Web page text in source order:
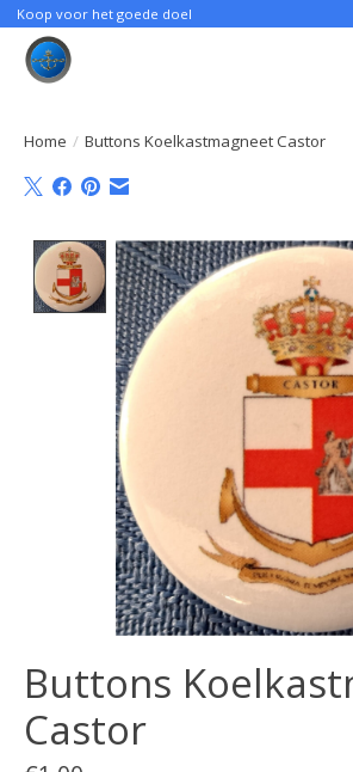
Koop voor het goede doel
Home / Buttons Koelkastmagneet Castor
Product image slideshow
Buttons
Castor